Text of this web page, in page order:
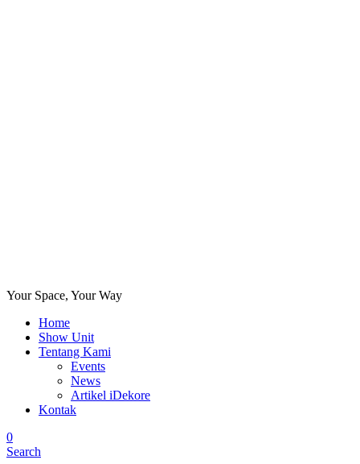
Your Space, Your Way
Home
Show Unit
Tentang Kami
Events
News
Artikel iDekore
Kontak
0
Search